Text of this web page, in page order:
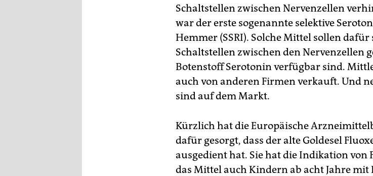
Schaltstellen zwischen Nervenzellen
war der erste sogenannte selektive
Hemmer (SSRI). Solche Mittel sollen dafür
Schaltstellen zwischen den Nervenzellen
Botenstoff Serotonin verfügbar sind.
auch von anderen Firmen verkauft. Und
sind auf dem Markt.
Kürzlich hat die Europäische
dafür gesorgt, dass der alte Goldesel
ausgedient hat. Sie hat die Indikation
das Mittel auch Kindern ab acht Jahre